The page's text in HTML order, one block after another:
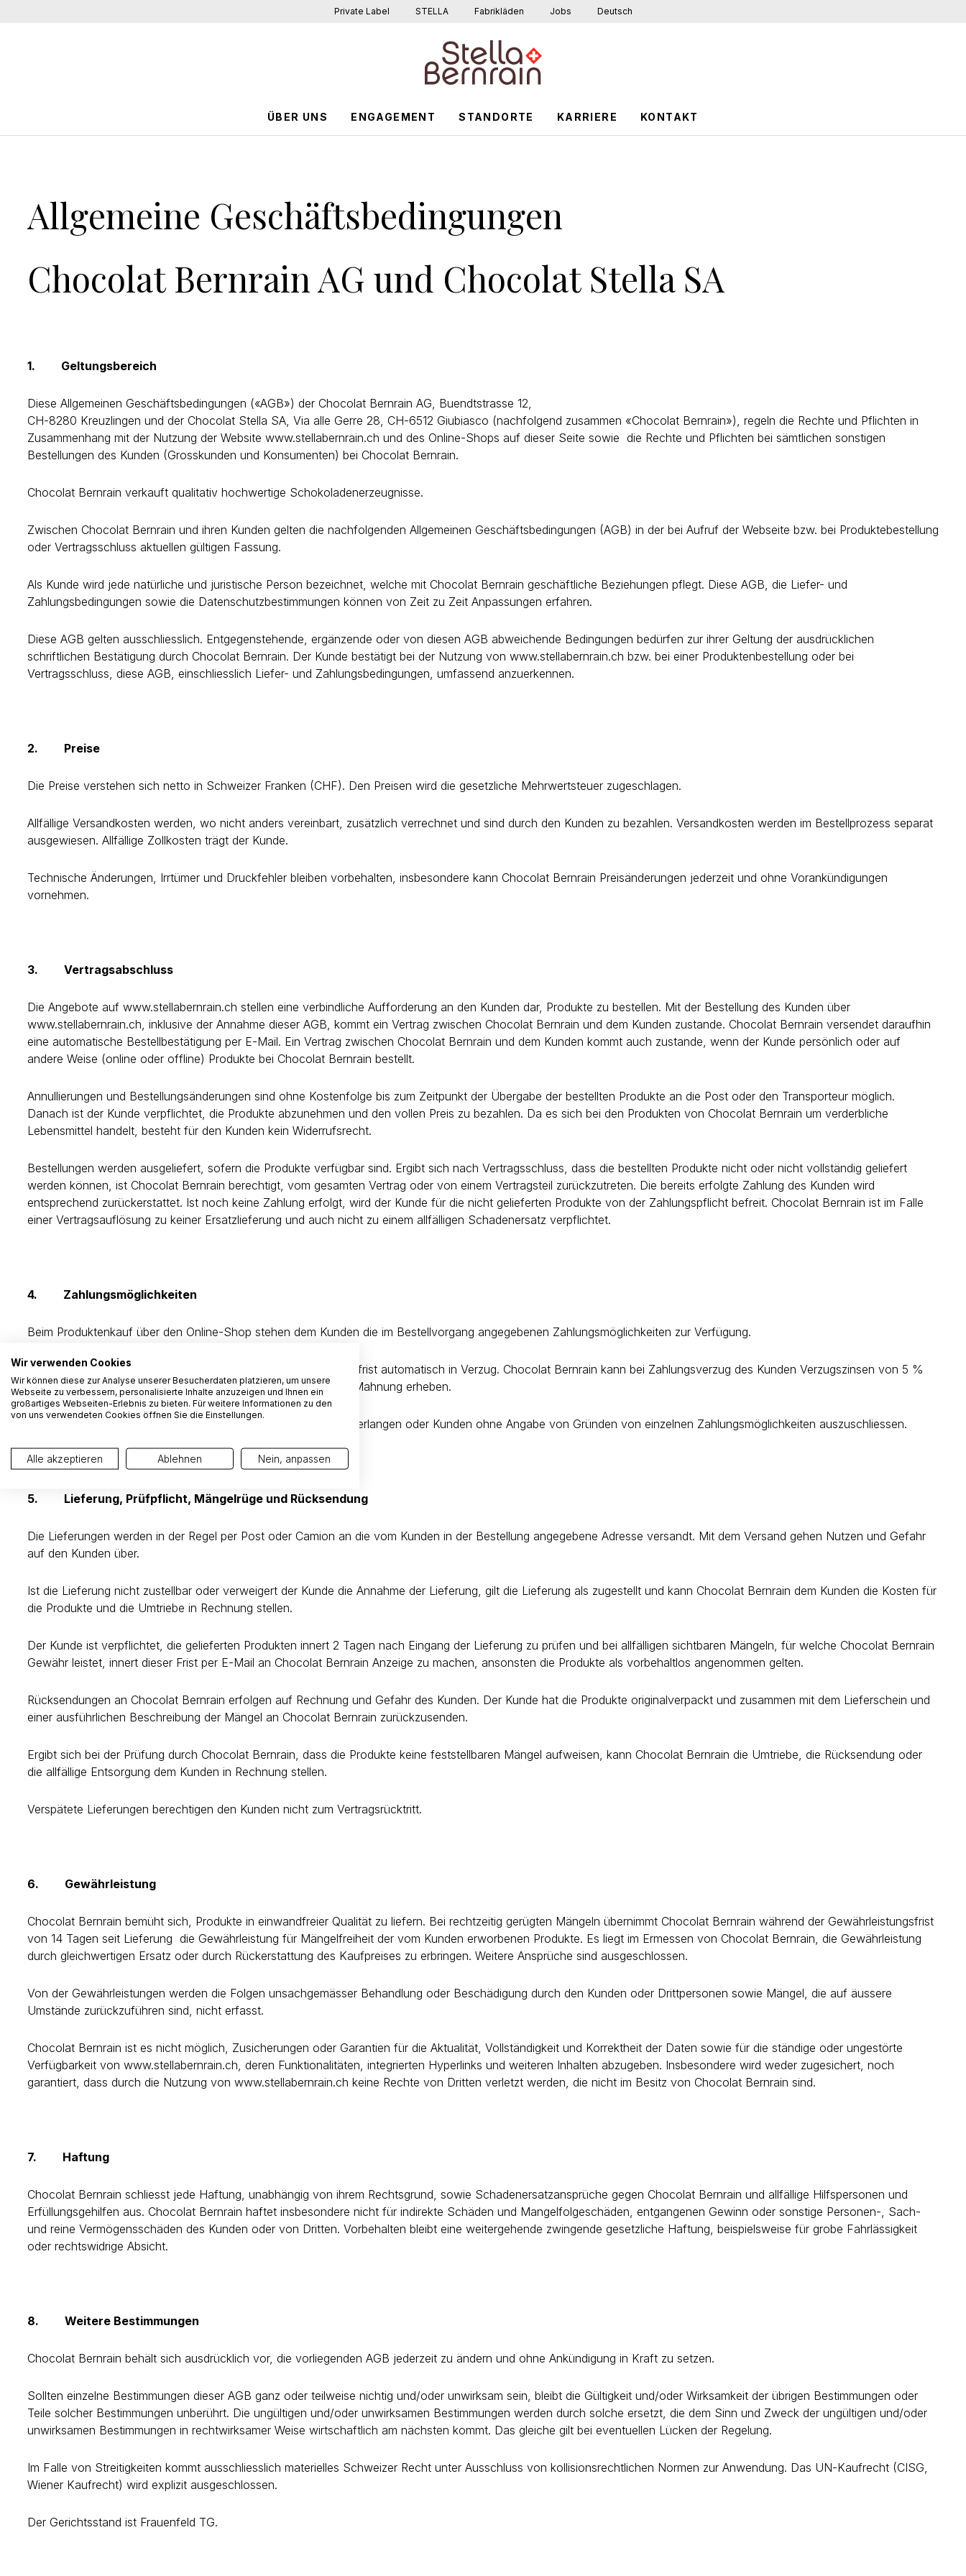
Private Label STELLA Fabrikläden Jobs Deutsch
ÜBER UNS ENGAGEMENT STANDORTE KARRIERE KONTAKT
Allgemeine Geschäftsbedingungen
Chocolat Bernrain AG und Chocolat Stella SA
1. Geltungsbereich
Diese Allgemeinen Geschäftsbedingungen («AGB») der Chocolat Bernrain AG, Buendtstrasse 12,
CH-8280 Kreuzlingen und der Chocolat Stella SA, Via alle Gerre 28, CH-6512 Giubiasco (nachfolgend zusammen «Chocolat Bernrain»), regeln die Rechte und Pflichten in
Zusammenhang mit der Nutzung der Website www.stellabernrain.ch und des Online-Shops auf dieser Seite sowie die Rechte und Pflichten bei sämtlichen sonstigen
Bestellungen des Kunden (Grosskunden und Konsumenten) bei Chocolat Bernrain.
Chocolat Bernrain verkauft qualitativ hochwertige Schokoladenerzeugnisse.
Zwischen Chocolat Bernrain und ihren Kunden gelten die nachfolgenden Allgemeinen Geschäftsbedingungen (AGB) in der bei Aufruf der Webseite bzw. bei Produktebestellung
oder Vertragsschluss aktuellen gültigen Fassung.
Als Kunde wird jede natürliche und juristische Person bezeichnet, welche mit Chocolat Bernrain geschäftliche Beziehungen pflegt. Diese AGB, die Liefer- und
Zahlungsbedingungen sowie die Datenschutzbestimmungen können von Zeit zu Zeit Anpassungen erfahren.
Diese AGB gelten ausschliesslich. Entgegenstehende, ergänzende oder von diesen AGB abweichende Bedingungen bedürfen zur ihrer Geltung der ausdrücklichen
schriftlichen Bestätigung durch Chocolat Bernrain. Der Kunde bestätigt bei der Nutzung von www.stellabernrain.ch bzw. bei einer Produktenbestellung oder bei
Vertragsschluss, diese AGB, einschliesslich Liefer- und Zahlungsbedingungen, umfassend anzuerkennen.
2. Preise
Die Preise verstehen sich netto in Schweizer Franken (CHF). Den Preisen wird die gesetzliche Mehrwertsteuer zugeschlagen.
Allfällige Versandkosten werden, wo nicht anders vereinbart, zusätzlich verrechnet und sind durch den Kunden zu bezahlen. Versandkosten werden im Bestellprozess separat
ausgewiesen. Allfällige Zollkosten trägt der Kunde.
Technische Änderungen, Irrtümer und Druckfehler bleiben vorbehalten, insbesondere kann Chocolat Bernrain Preisänderungen jederzeit und ohne Vorankündigungen
vornehmen.
3. Vertragsabschluss
Die Angebote auf www.stellabernrain.ch stellen eine verbindliche Aufforderung an den Kunden dar, Produkte zu bestellen. Mit der Bestellung des Kunden über
www.stellabernrain.ch, inklusive der Annahme dieser AGB, kommt ein Vertrag zwischen Chocolat Bernrain und dem Kunden zustande. Chocolat Bernrain versendet daraufhin
eine automatische Bestellbestätigung per E-Mail. Ein Vertrag zwischen Chocolat Bernrain und dem Kunden kommt auch zustande, wenn der Kunde persönlich oder auf
andere Weise (online oder offline) Produkte bei Chocolat Bernrain bestellt.
Annullierungen und Bestellungsänderungen sind ohne Kostenfolge bis zum Zeitpunkt der Übergabe der bestellten Produkte an die Post oder den Transporteur möglich.
Danach ist der Kunde verpflichtet, die Produkte abzunehmen und den vollen Preis zu bezahlen. Da es sich bei den Produkten von Chocolat Bernrain um verderbliche
Lebensmittel handelt, besteht für den Kunden kein Widerrufsrecht.
Bestellungen werden ausgeliefert, sofern die Produkte verfügbar sind. Ergibt sich nach Vertragsschluss, dass die bestellten Produkte nicht oder nicht vollständig geliefert
werden können, ist Chocolat Bernrain berechtigt, vom gesamten Vertrag oder von einem Vertragsteil zurückzutreten. Die bereits erfolgte Zahlung des Kunden wird
entsprechend zurückerstattet. Ist noch keine Zahlung erfolgt, wird der Kunde für die nicht gelieferten Produkte von der Zahlungspflicht befreit. Chocolat Bernrain ist im Falle
einer Vertragsauflösung zu keiner Ersatzlieferung und auch nicht zu einem allfälligen Schadenersatz verpflichtet.
4. Zahlungsmöglichkeiten
Beim Produktenkauf über den Online-Shop stehen dem Kunden die im Bestellvorgang angegebenen Zahlungsmöglichkeiten zur Verfügung.
Beim Rechnungskauf gerät der Kunden mit Ablauf der Zahlungsfrist automatisch in Verzug. Chocolat Bernrain kann bei Zahlungsverzug des Kunden Verzugszinsen von 5 %
pro Jahr sowie eine Mahngebühr von maximal CHF 30.— pro Mahnung erheben.
Chocolat Bernrain behält sich das Recht vor, Vorauskasse zu verlangen oder Kunden ohne Angabe von Gründen von einzelnen Zahlungsmöglichkeiten auszuschliessen.
5. Lieferung, Prüfpflicht, Mängelrüge und Rücksendung
Die Lieferungen werden in der Regel per Post oder Camion an die vom Kunden in der Bestellung angegebene Adresse versandt. Mit dem Versand gehen Nutzen und Gefahr
auf den Kunden über.
Ist die Lieferung nicht zustellbar oder verweigert der Kunde die Annahme der Lieferung, gilt die Lieferung als zugestellt und kann Chocolat Bernrain dem Kunden die Kosten für
die Produkte und die Umtriebe in Rechnung stellen.
Der Kunde ist verpflichtet, die gelieferten Produkten innert 2 Tagen nach Eingang der Lieferung zu prüfen und bei allfälligen sichtbaren Mängeln, für welche Chocolat Bernrain
Gewähr leistet, innert dieser Frist per E-Mail an Chocolat Bernrain Anzeige zu machen, ansonsten die Produkte als vorbehaltlos angenommen gelten.
Rücksendungen an Chocolat Bernrain erfolgen auf Rechnung und Gefahr des Kunden. Der Kunde hat die Produkte originalverpackt und zusammen mit dem Lieferschein und
einer ausführlichen Beschreibung der Mängel an Chocolat Bernrain zurückzusenden.
Ergibt sich bei der Prüfung durch Chocolat Bernrain, dass die Produkte keine feststellbaren Mängel aufweisen, kann Chocolat Bernrain die Umtriebe, die Rücksendung oder
die allfällige Entsorgung dem Kunden in Rechnung stellen.
Verspätete Lieferungen berechtigen den Kunden nicht zum Vertragsrücktritt.
6. Gewährleistung
Chocolat Bernrain bemüht sich, Produkte in einwandfreier Qualität zu liefern. Bei rechtzeitig gerügten Mängeln übernimmt Chocolat Bernrain während der Gewährleistungsfrist
von 14 Tagen seit Lieferung die Gewährleistung für Mängelfreiheit der vom Kunden erworbenen Produkte. Es liegt im Ermessen von Chocolat Bernrain, die Gewährleistung
durch gleichwertigen Ersatz oder durch Rückerstattung des Kaufpreises zu erbringen. Weitere Ansprüche sind ausgeschlossen.
Von der Gewährleistungen werden die Folgen unsachgemässer Behandlung oder Beschädigung durch den Kunden oder Drittpersonen sowie Mängel, die auf äussere
Umstände zurückzuführen sind, nicht erfasst.
Chocolat Bernrain ist es nicht möglich, Zusicherungen oder Garantien für die Aktualität, Vollständigkeit und Korrektheit der Daten sowie für die ständige oder ungestörte
Verfügbarkeit von www.stellabernrain.ch, deren Funktionalitäten, integrierten Hyperlinks und weiteren Inhalten abzugeben. Insbesondere wird weder zugesichert, noch
garantiert, dass durch die Nutzung von www.stellabernrain.ch keine Rechte von Dritten verletzt werden, die nicht im Besitz von Chocolat Bernrain sind.
7. Haftung
Chocolat Bernrain schliesst jede Haftung, unabhängig von ihrem Rechtsgrund, sowie Schadenersatzansprüche gegen Chocolat Bernrain und allfällige Hilfspersonen und
Erfüllungsgehilfen aus. Chocolat Bernrain haftet insbesondere nicht für indirekte Schäden und Mangelfolgeschäden, entgangenen Gewinn oder sonstige Personen-, Sach-
und reine Vermögensschäden des Kunden oder von Dritten. Vorbehalten bleibt eine weitergehende zwingende gesetzliche Haftung, beispielsweise für grobe Fahrlässigkeit
oder rechtswidrige Absicht.
8. Weitere Bestimmungen
Chocolat Bernrain behält sich ausdrücklich vor, die vorliegenden AGB jederzeit zu ändern und ohne Ankündigung in Kraft zu setzen.
Sollten einzelne Bestimmungen dieser AGB ganz oder teilweise nichtig und/oder unwirksam sein, bleibt die Gültigkeit und/oder Wirksamkeit der übrigen Bestimmungen oder
Teile solcher Bestimmungen unberührt. Die ungültigen und/oder unwirksamen Bestimmungen werden durch solche ersetzt, die dem Sinn und Zweck der ungültigen und/oder
unwirksamen Bestimmungen in rechtwirksamer Weise wirtschaftlich am nächsten kommt. Das gleiche gilt bei eventuellen Lücken der Regelung.
Im Falle von Streitigkeiten kommt ausschliesslich materielles Schweizer Recht unter Ausschluss von kollisionsrechtlichen Normen zur Anwendung. Das UN-Kaufrecht (CISG,
Wiener Kaufrecht) wird explizit ausgeschlossen.
Der Gerichtsstand ist Frauenfeld TG.
Wir verwenden Cookies
Wir können diese zur Analyse unserer Besucherdaten platzieren, um unsere
Webseite zu verbessern, personalisierte Inhalte anzuzeigen und Ihnen ein
großartiges Webseiten-Erlebnis zu bieten. Für weitere Informationen zu den
von uns verwendeten Cookies öffnen Sie die Einstellungen.
Alle akzeptieren Ablehnen Nein, anpassen